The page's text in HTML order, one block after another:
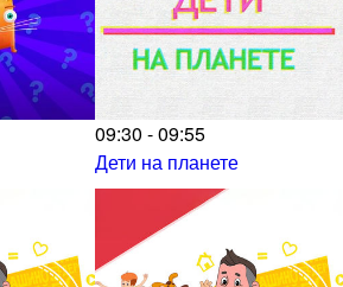
09:30 - 09:55
Дети на планете